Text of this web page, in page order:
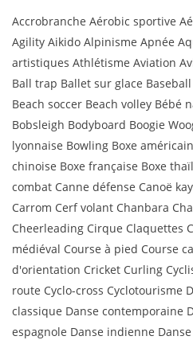
Accrobranche Aérobic sportive
Agility Aikido Alpinisme Apnée
artistiques Athlétisme Aviation
Ball trap Ballet sur glace
Beach soccer Beach volley Bébé
Bobsleigh Bodyboard Boogie
lyonnaise Bowling Boxe
chinoise Boxe française Boxe
combat Canne défense Canoë
Carrom Cerf volant Chanbara
Cheerleading Cirque Claquettes
médiéval Course à pied Course
d'orientation Cricket Curling
route Cyclo-cross Cyclotourisme
classique Danse contemporaine
espagnole Danse indienne